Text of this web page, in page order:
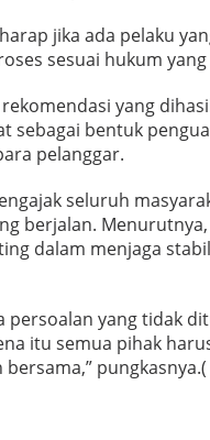
jika ada pelaku
sesuai hukum
yang
sebagai bentuk
pelanggar.
seluruh
berjalan.
dalam menjaga
persoalan yang tidak
itu semua pihak
pungkasnya.(